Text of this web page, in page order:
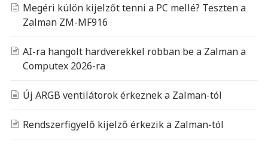
Megéri külön kijelzőt tenni a PC mellé? Teszten a
Zalman ZM-MF916
AI-ra hangolt hardverekkel robban be a Zalman a
Computex 2026-ra
Új ARGB ventilátorok érkeznek a Zalman-tól
Rendszerfigyelő kijelző érkezik a Zalman-tól